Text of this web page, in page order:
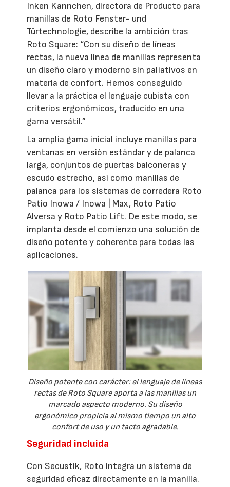
Inken Kannchen, directora de Producto para
manillas de Roto Fenster- und
Türtechnologie, describe la ambición tras
Roto Square: “Con su diseño de líneas
rectas, la nueva línea de manillas representa
un diseño claro y moderno sin paliativos en
materia de confort. Hemos conseguido
llevar a la práctica el lenguaje cubista con
criterios ergonómicos, traducido en una
gama versátil.”
La amplia gama inicial incluye manillas para
ventanas en versión estándar y de palanca
larga, conjuntos de puertas balconeras y
escudo estrecho, así como manillas de
palanca para los sistemas de corredera Roto
Patio Inowa / Inowa | Max, Roto Patio
Alversa y Roto Patio Lift. De este modo, se
implanta desde el comienzo una solución de
diseño potente y coherente para todas las
aplicaciones.
Diseño potente con carácter: el lenguaje de líneas
rectas de Roto Square aporta a las manillas un
marcado aspecto moderno. Su diseño
ergonómico propicia al mismo tiempo un alto
confort de uso y un tacto agradable.
Seguridad incluida
Con Secustik, Roto integra un sistema de
seguridad eficaz directamente en la manilla.